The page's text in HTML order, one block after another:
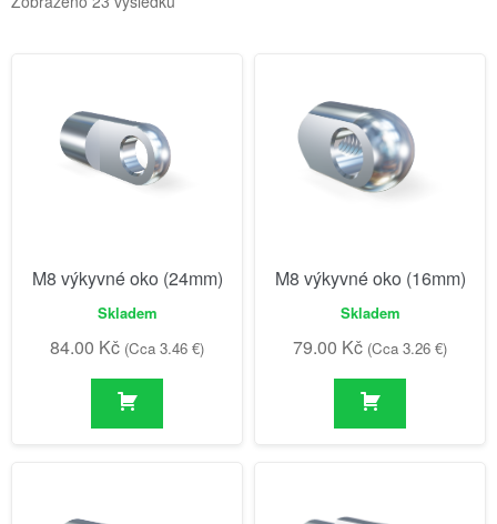
M8 výkyvné oko (24mm)
Skladem
84.00 Kč (Cca 3.46 €)
M8 výkyvné oko (16mm)
Skladem
79.00 Kč (Cca 3.26 €)